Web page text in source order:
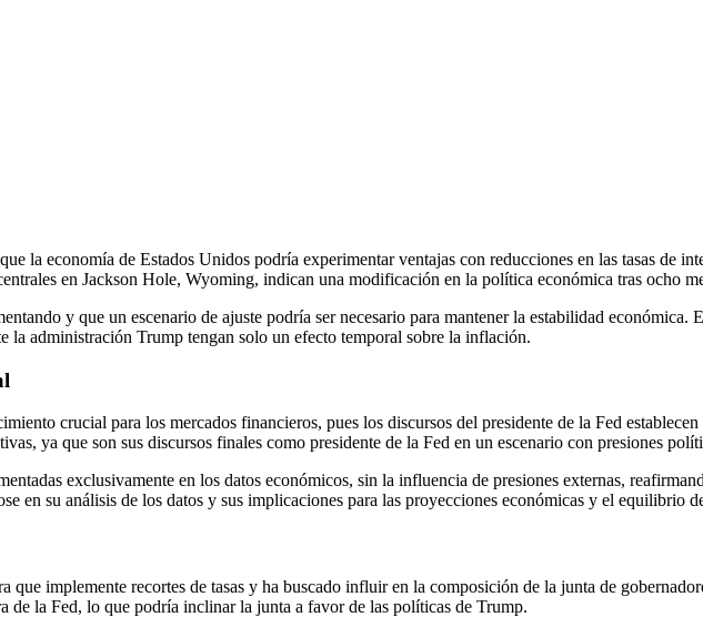
la economía de Estados Unidos podría experimentar ventajas con reducciones en las tasas de
en Jackson Hole, Wyoming, indican una modificación en la política económica tras ocho
y que un escenario de ajuste podría ser necesario para mantener la estabilidad
la administración Trump tengan solo un efecto temporal sobre la inflación.
crucial para los mercados financieros, pues los discursos del presidente de la Fed
ya que son sus discursos finales como presidente de la Fed en un escenario con presiones
exclusivamente en los datos económicos, sin la influencia de presiones externas,
en su análisis de los datos y sus implicaciones para las proyecciones económicas y el equilibrio
que implemente recortes de tasas y ha buscado influir en la composición de la junta de
la Fed, lo que podría inclinar la junta a favor de las políticas de Trump.